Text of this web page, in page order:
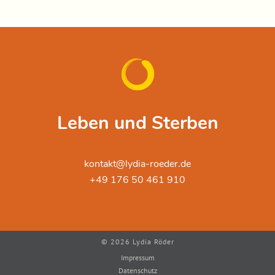
Leben und Sterben
kontakt@lydia-roeder.de
+49 176 50 461 910
© 2026 Lydia Röder
Impressum
Datenschutz